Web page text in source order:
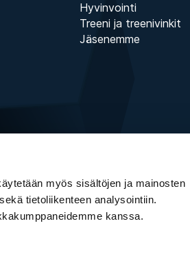
myös sisältöjen ja mainosten
tietoliikenteen analysointiin.
kanssa.
Hyvinvointi
Treeni ja treenivinkit
Jäsenemme